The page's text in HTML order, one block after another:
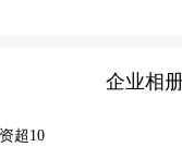
超10
企业相